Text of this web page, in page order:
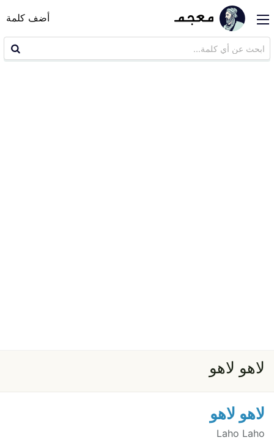
أضف كلمة
لاهو لاهو
لاهو لاهو
Laho Laho